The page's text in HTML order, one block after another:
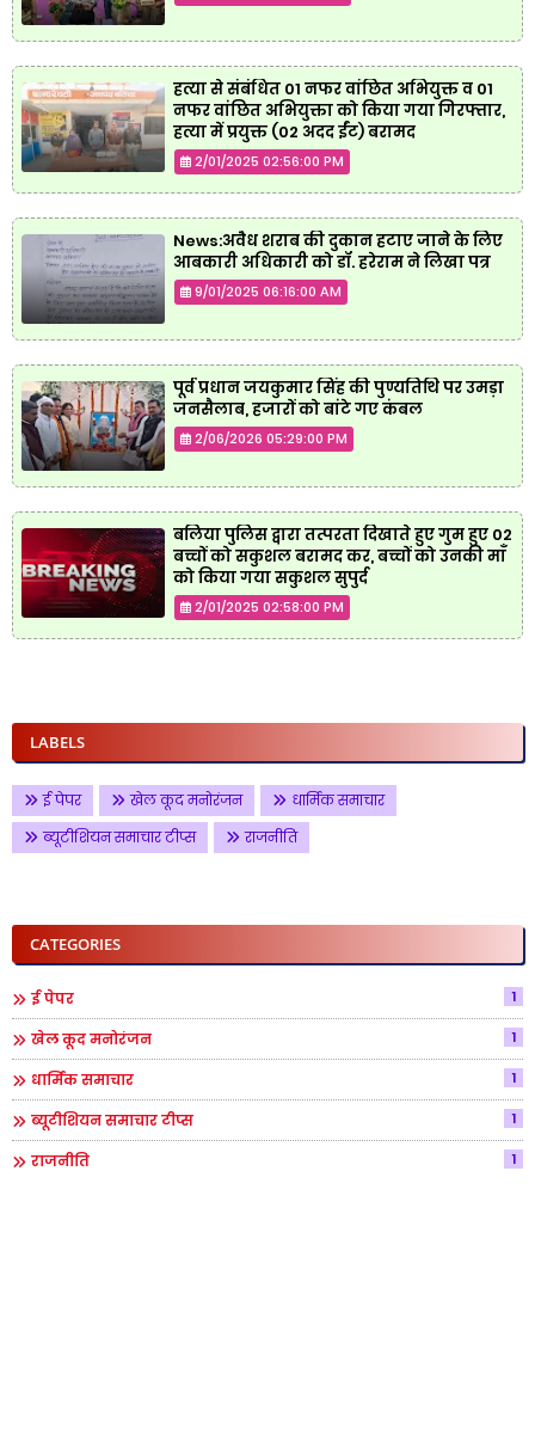
हत्या से संबंधित 01 नफर वांछित अभियुक्त व 01
नफर वांछित अभियुक्ता को किया गया गिरफ्तार,
हत्या में प्रयुक्त (02 अदद ईंट) बरामद
2/01/2025 02:56:00 PM
News:अवैध शराब की दुकान हटाए जाने के लिए
आबकारी अधिकारी को डॉ. हरेराम ने लिखा पत्र
9/01/2025 06:16:00 AM
पूर्व प्रधान जयकुमार सिंह की पुण्यतिथि पर उमड़ा
जनसैलाब, हजारों को बांटे गए कंबल
2/06/2026 05:29:00 PM
बलिया पुलिस द्वारा तत्परता दिखाते हुए गुम हुए 02
बच्चों को सकुशल बरामद कर, बच्चों को उनकी माँ
को किया गया सकुशल सुपुर्द
2/01/2025 02:58:00 PM
LABELS
ई पेपर खेल कूद मनोरंजन
धार्मिक समाचार
ब्यूटीशियन समाचार टीप्स
राजनीति
CATEGORIES
ई पेपर 1
खेल कूद मनोरंजन 1
धार्मिक समाचार 1
ब्यूटीशियन समाचार टीप्स 1
राजनीति 1